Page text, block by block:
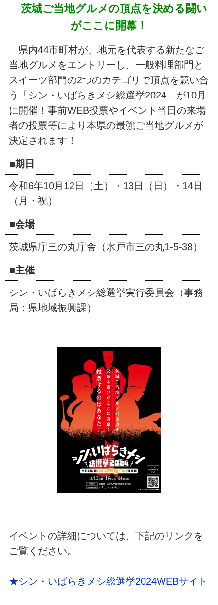
茨城ご当地グルメの頂点を決める闘い
がここに開幕！
県内44市町村が、地元を代表する新たなご
当地グルメをエントリーし、一般料理部門と
スイーツ部門の2つのカテゴリで頂点を競い合
う「シン・いばらきメシ総選挙2024」が10月
に開催！事前WEB投票やイベント当日の来場
者の投票等により本県の最強ご当地グルメが
決定されます！
■期日
令和6年10月12日（土）・13日（日）・14日
（月・祝）
■会場
茨城県庁三の丸庁舎（水戸市三の丸1-5-38）
■主催
シン・いばらきメシ総選挙実行委員会（事務
局：県地域振興課）
イベントの詳細については、下記のリンクを
ご覧ください。
★シン・いばらきメシ総選挙2024WEBサイト